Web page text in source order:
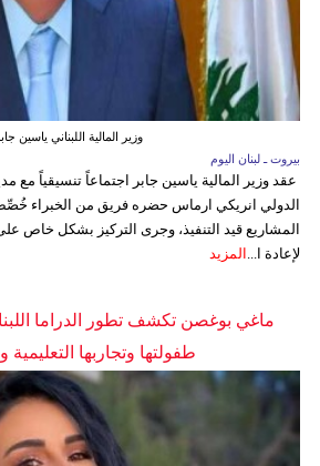
وزير المالية اللبناني ياسين
بيروت ـ لبنان اليوم
عقد وزير المالية ياسين جابر اجتماعاً تنسيقياً مع
الدولي انريكي ارماس حضره فريق من الخبراء
لإعادة ا...
المزيد
ماغي بوغصن تكشف تطور الدراما
طفولتها وتجاربها التعليمية